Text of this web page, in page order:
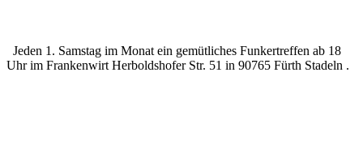
Jeden 1. Samstag im Monat ein gemütliches Funkertreffen ab 18
Uhr im Frankenwirt Herboldshofer Str. 51 in 90765 Fürth Stadeln .